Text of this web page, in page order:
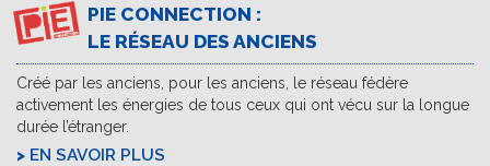
PIE CONNECTION :
LE RÉSEAU DES ANCIENS
Créé par les anciens, pour les anciens, le réseau fédère
activement les énergies de tous ceux qui ont vécu sur la longue
durée l’étranger.
EN SAVOIR PLUS